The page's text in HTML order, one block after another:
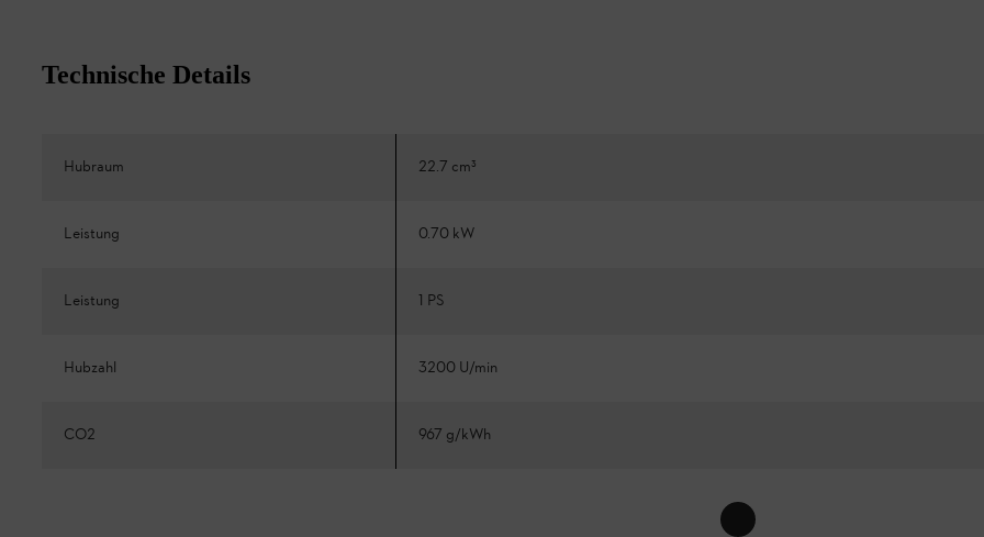
Technische Details
Hubraum 22.7 cm³
Leistung 0.70 kW
Leistung 1 PS
Hubzahl 3200 U/min
CO2 967 g/kWh